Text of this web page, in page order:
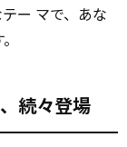
ー マで、あな
続々登場